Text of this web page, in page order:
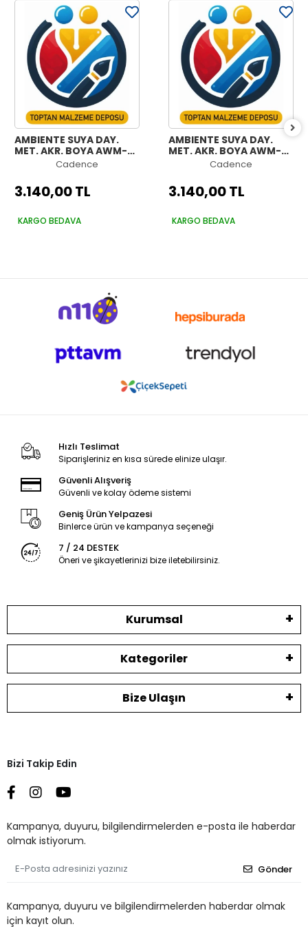
AMBIENTE SUYA DAY.
MET. AKR. BOYA AWM-
08 SİYAH 2000ML +
Cadence
3.140,00 TL
KARGO BEDAVA
AMBIENTE SUYA DAY.
MET. AKR. BOYA AWM-
07 ANTRASİT 2000ML +
Cadence
3.140,00 TL
KARGO BEDAVA
Hızlı Teslimat
Siparişleriniz en kısa sürede elinize ulaşır.
Güvenli Alışveriş
Güvenli ve kolay ödeme sistemi
Geniş Ürün Yelpazesi
Binlerce ürün ve kampanya seçeneği
7 / 24 DESTEK
Öneri ve şikayetlerinizi bize iletebilirsiniz.
Kurumsal
Kategoriler
Bize Ulaşın
Bizi Takip Edin
Kampanya, duyuru, bilgilendirmelerden e-posta ile haberdar
olmak istiyorum.
Gönder
Kampanya, duyuru ve bilgilendirmelerden haberdar olmak
için kayıt olun.